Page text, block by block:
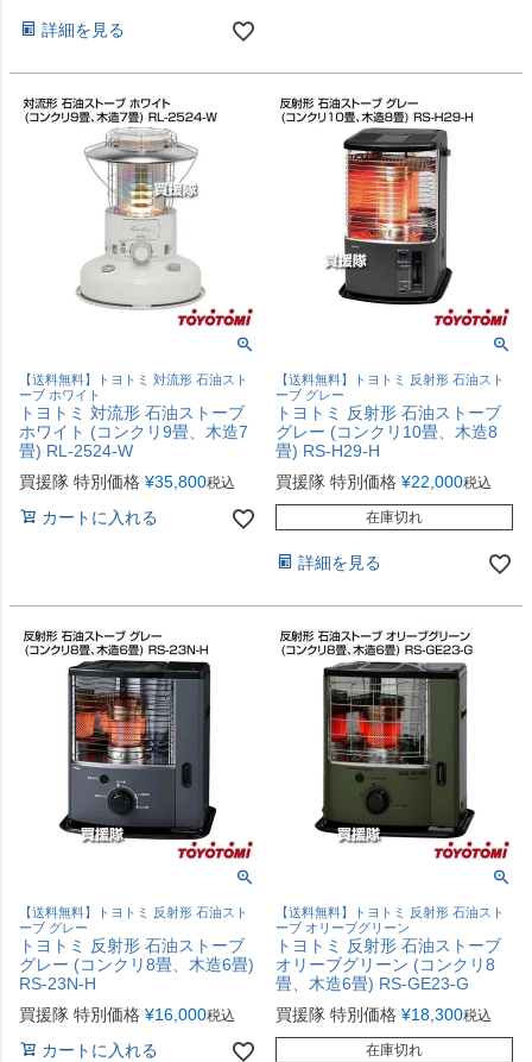
詳細を見る
【送料無料】トヨトミ 対流形 石油スト
ーブ ホワイト
トヨトミ 対流形 石油ストーブ
ホワイト (コンクリ9畳、木造7
畳) RL-2524-W
買援隊 特別価格 ¥35,800税込
カートに入れる
【送料無料】トヨトミ 反射形 石油スト
ーブ グレー
トヨトミ 反射形 石油ストーブ
グレー (コンクリ10畳、木造8
畳) RS-H29-H
買援隊 特別価格 ¥22,000税込
在庫切れ
詳細を見る
【送料無料】トヨトミ 反射形 石油スト
ーブ グレー
トヨトミ 反射形 石油ストーブ
グレー (コンクリ8畳、木造6畳)
RS-23N-H
買援隊 特別価格 ¥16,000税込
カートに入れる
【送料無料】トヨトミ 反射形 石油スト
ーブ オリーブグリーン
トヨトミ 反射形 石油ストーブ
オリーブグリーン (コンクリ8
畳、木造6畳) RS-GE23-G
買援隊 特別価格 ¥18,300税込
在庫切れ